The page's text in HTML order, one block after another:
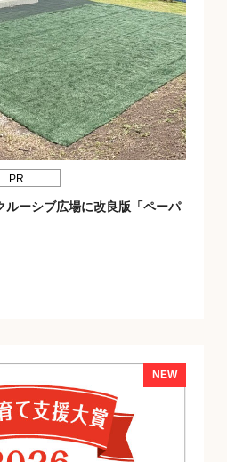
PR
ルーシブ広場に改良版「ペーパ